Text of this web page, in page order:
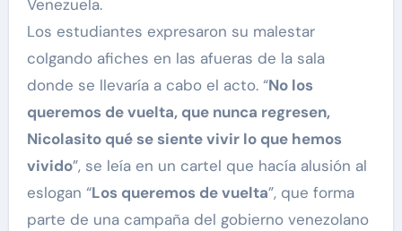
Venezuela.
Los estudiantes expresaron su malestar
colgando afiches en las afueras de la sala
donde se llevaría a cabo el acto. “No los
queremos de vuelta, que nunca regresen,
Nicolasito qué se siente vivir lo que hemos
vivido”, se leía en un cartel que hacía alusión al
eslogan “Los queremos de vuelta”, que forma
parte de una campaña del gobierno venezolano